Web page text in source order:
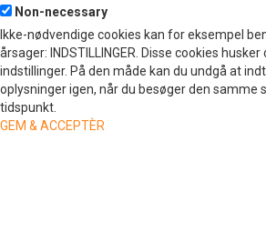
Non-necessary
Ikke-nødvendige cookies kan for eksempel
årsager: INDSTILLINGER. Disse cookies
indstillinger. På den måde kan du undgå at
oplysninger igen, når du besøger den samme
tidspunkt.
GEM & ACCEPTÈR